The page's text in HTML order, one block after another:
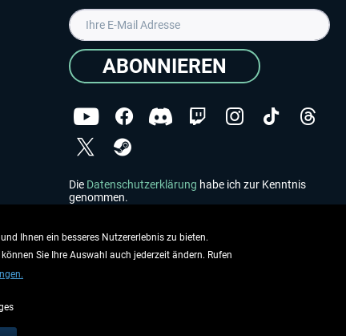
ABONNIEREN
Die Datenschutzerklärung habe ich zur Kenntnis
genommen.
Ihnen ein besseres Nutzererlebnis zu bieten.
Sie Ihre Auswahl auch jederzeit ändern. Rufen